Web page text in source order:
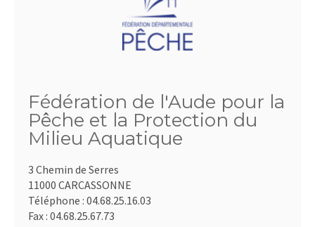
Fédération de l'Aude pour la
Pêche et la Protection du
Milieu Aquatique
3 Chemin de Serres
11000 CARCASSONNE
Téléphone : 04.68.25.16.03
Fax : 04.68.25.67.73